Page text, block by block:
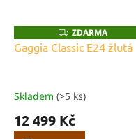
Z
D
A
ZDARMA
Gaggia Classic E24 žlutá
Skladem (>5 ks)
12 499 Kč